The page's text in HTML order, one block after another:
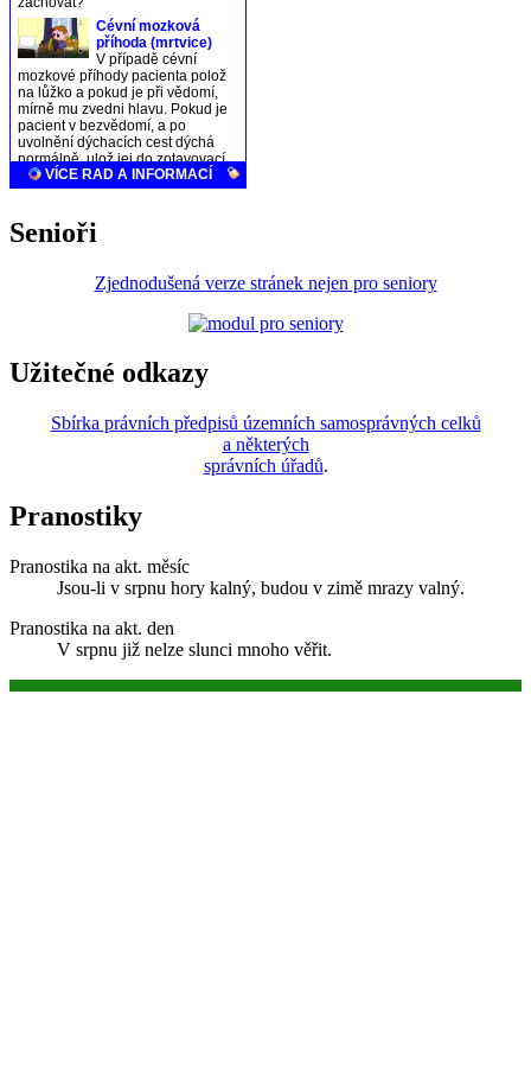
Senioři
Zjednodušená verze stránek nejen pro seniory
Užitečné odkazy
Sbírka právních předpisů územních samosprávných celků
a některých
správních úřadů.
Pranostiky
Pranostika na akt. měsíc
Jsou-li v srpnu hory kalný, budou v zimě mrazy valný.
Pranostika na akt. den
V srpnu již nelze slunci mnoho věřit.